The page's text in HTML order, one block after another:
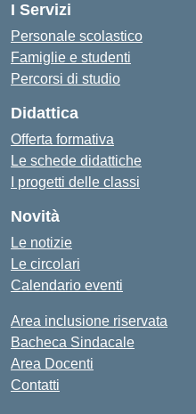
I Servizi
Personale scolastico
Famiglie e studenti
Percorsi di studio
Didattica
Offerta formativa
Le schede didattiche
I progetti delle classi
Novità
Le notizie
Le circolari
Calendario eventi
Area inclusione riservata
Bacheca Sindacale
Area Docenti
Contatti